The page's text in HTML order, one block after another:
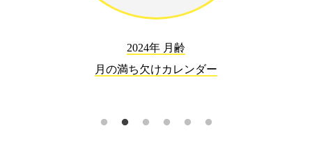
2024年 月齢
月の満ち欠けカレンダー